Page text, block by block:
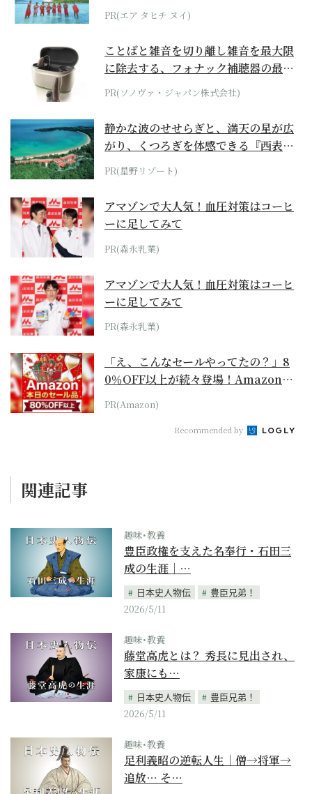
らみえてくる...
PR(エア タヒチ ヌイ)
ことばと雑音を切り離し雑音を最大限
に除去する、フォナック補聴器の最上
位モデル
PR(ソノヴァ・ジャパン株式会社)
静かな波のせせらぎと、満天の星が広
がり、くつろぎを体感できる『西表島
ホテル by...
PR(星野リゾート)
アマゾンで大人気！血圧対策はコーヒ
ーに足してみて
PR(森永乳業)
アマゾンで大人気！血圧対策はコーヒ
ーに足してみて
PR(森永乳業)
「え、こんなセールやってたの？」8
0％OFF以上が続々登場！Amazonの
本気が...
PR(Amazon)
Recommended by
関連記事
趣味･教養
豊臣政権を支えた名奉行・石田三
成の生涯｜…
日本史人物伝
豊臣兄弟！
2026/5/11
趣味･教養
藤堂高虎とは？ 秀長に見出され、
家康にも…
日本史人物伝
豊臣兄弟！
2026/5/11
趣味･教養
足利義昭の逆転人生｜僧→将軍→
追放… そ…